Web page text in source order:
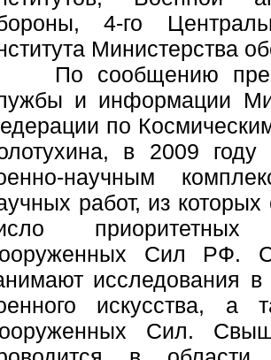
4-го
Министерства
сообщению пресс-
и информации
по
в 2009 году
научным
работ, из
приоритетных
Сил РФ.
исследования в
искусства, а
Сил.